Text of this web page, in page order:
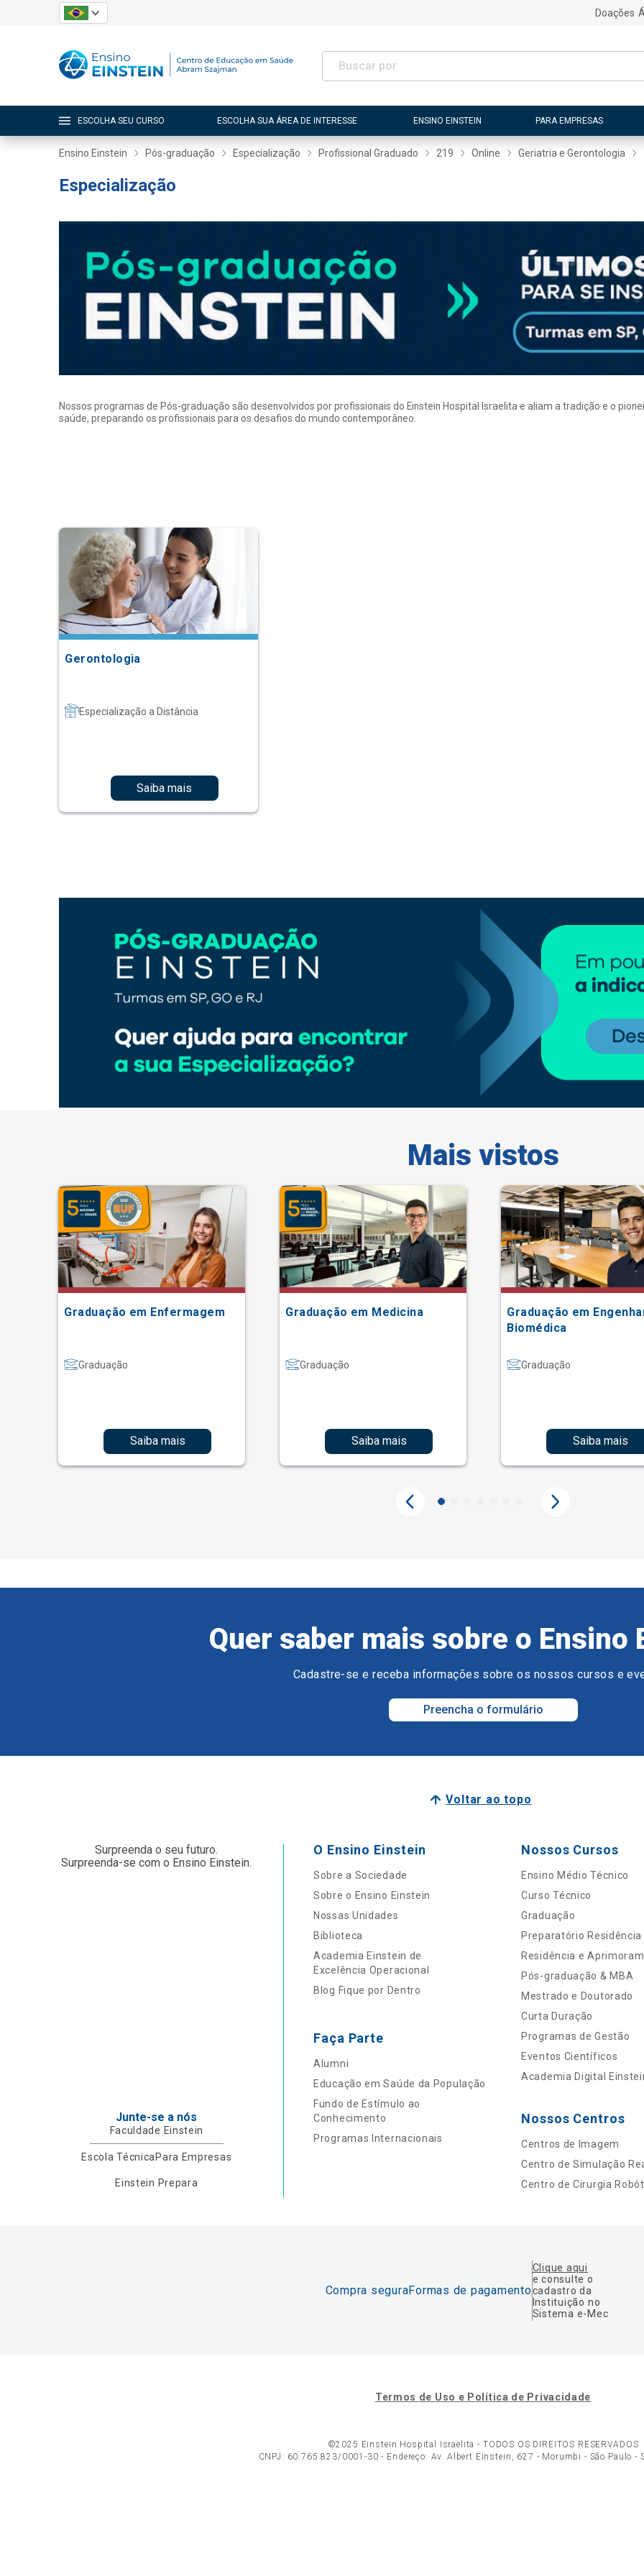
Doações
ESCOLHA SEU CURSO ESCOLHA SUA ÁREA DE INTERESSE ENSINO EINSTEIN PARA EMPRESAS
Ensino Einstein Pós-graduação Especialização Profissional Graduado 219 Online Geriatria e Gerontologia
Especialização
Nossos programas de Pós-graduação são desenvolvidos por profissionais do Einstein Hospital Israelita e aliam a tradição e o
saúde, preparando os profissionais para os desafios do mundo contemporâneo.
Gerontologia
Especialização a Distância
Saiba mais
Mais vistos
Graduação em Enfermagem
Graduação
Saiba mais
Graduação em Medicina
Graduação
Saiba mais
Graduação em
Biomédica
Graduação
Saiba mais
Quer saber mais sobre o Ensino
Cadastre-se e receba informações sobre os nossos cursos e
Preencha o formulário
Voltar ao topo
Surpreenda o seu futuro.
Surpreenda-se com o Ensino Einstein.
Junte-se a nós
Faculdade Einstein
Escola TécnicaPara Empresas
Einstein Prepara
O Ensino Einstein
Sobre a Sociedade
Sobre o Ensino Einstein
Nossas Unidades
Biblioteca
Academia Einstein de
Excelência Operacional
Blog Fique por Dentro
Faça Parte
Alumni
Educação em Saúde da População
Fundo de Estímulo ao
Conhecimento
Programas Internacionais
Nossos Cursos
Ensino Médio Técnico
Curso Técnico
Graduação
Preparatório Residência
Residência e
Pós-graduação & MBA
Mestrado e Doutorado
Curta Duração
Programas de Gestão
Eventos Científicos
Academia Digital
Nossos Centros
Centros de Imagem
Centro de Simulação
Centro de Cirurgia
Compra seguraFormas de pagamento
Clique aqui
e consulte o
cadastro da
Instituição no
Sistema e-Mec
Termos de Uso e Política de Privacidade
©2025 Einstein Hospital Israelita - TODOS OS DIREITOS RESERVADOS
CNPJ: 60.765.823/0001-30 - Endereço: Av. Albert Einstein, 627 - Morumbi - São Paulo -